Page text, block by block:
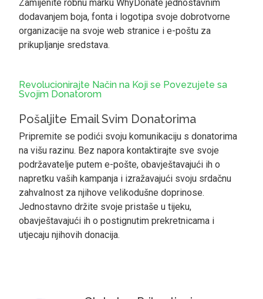
Zamijenite robnu marku WhyDonate jednostavnim
dodavanjem boja, fonta i logotipa svoje dobrotvorne
organizacije na svoje web stranice i e-poštu za
prikupljanje sredstava.
Revolucionirajte Način na Koji se Povezujete sa
Svojim Donatorom
Pošaljite Email Svim Donatorima
Pripremite se podići svoju komunikaciju s donatorima
na višu razinu. Bez napora kontaktirajte sve svoje
podržavatelje putem e-pošte, obavještavajući ih o
napretku vaših kampanja i izražavajući svoju srdačnu
zahvalnost za njihove velikodušne doprinose.
Jednostavno držite svoje pristaše u tijeku,
obavještavajući ih o postignutim prekretnicama i
utjecaju njihovih donacija.